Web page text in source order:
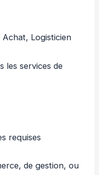
Logisticien
les services de
requises
de gestion, ou